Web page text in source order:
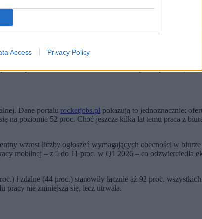
Access Privacy Policy
i tłumaczymy, co każda z nich oznacza konkretnie dla osób
kwartale 2026 roku odwiedziło łącznie ponad 4,2
Dane portalu rocketjobs.pl pokazują to jednoznacznie:
poziomie 52 proc. Choć jeszcze kilka lat temu praca z
wzrost liczby ogłoszeń wymagających obecności w
mobilnej – z 5 do 11 proc. w Q1 2026 – co odzwierciedla
i zdalne (44 proc.) stanowiły łącznie aż 92 proc. wszystkich
pracy nie zmniejsza się, lecz utrwala.